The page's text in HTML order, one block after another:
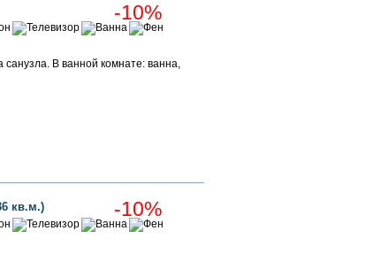
-10%
В ванной комнате: ванна,
кв.м.) -10%